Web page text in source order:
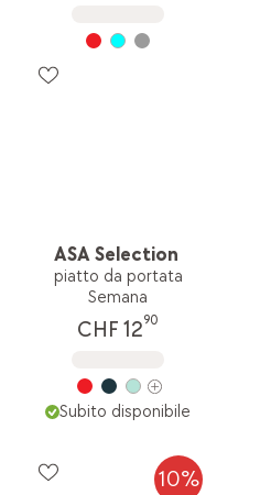
ASA Selection
piatto da portata
Semana
CHF 1290
Subito disponibile
10%